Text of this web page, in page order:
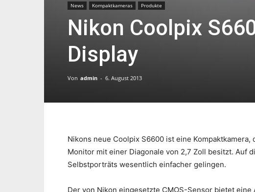
News Kompaktkameras Produkte
Nikon Coolpix
Display
Von admin - 6. August 2013
Nikons neue Coolpix S6600 ist eine
Monitor mit einer Diagonale von 2,7 Zoll besitzt. Auf
Selbstporträts wesentlich einfacher gelingen.
Der von Nikon eingesetzte CMOS-Sensor bietet